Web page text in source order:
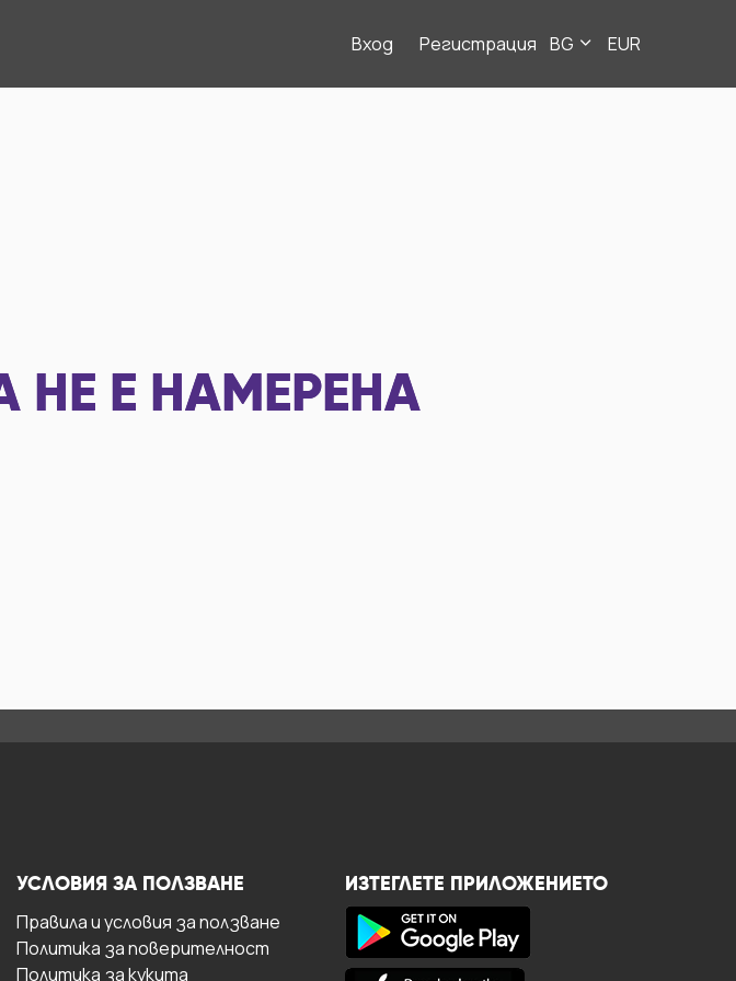
Вход Регистрация BG EUR
НЕ Е НАМЕРЕНА
УСЛОВИЯ ЗА ПОЛЗВАНЕ
Правила и условия за ползване
Политика за поверителност
Политика за кукита
ИЗТЕГЛЕТЕ ПРИЛОЖЕНИЕТО